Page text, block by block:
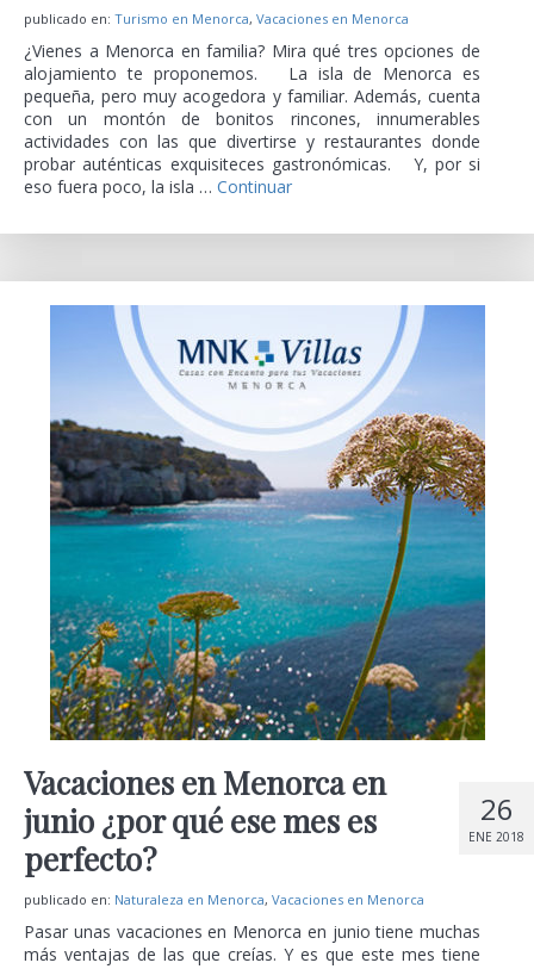
publicado en: Turismo en Menorca, Vacaciones en Menorca
¿Vienes a Menorca en familia? Mira qué tres opciones de
alojamiento te proponemos. La isla de Menorca es
pequeña, pero muy acogedora y familiar. Además, cuenta
con un montón de bonitos rincones, innumerables
actividades con las que divertirse y restaurantes donde
probar auténticas exquisiteces gastronómicas. Y, por si
eso fuera poco, la isla … Continuar
26
ENE 2018
Vacaciones en Menorca en
junio ¿por qué ese mes es
perfecto?
publicado en: Naturaleza en Menorca, Vacaciones en Menorca
Pasar unas vacaciones en Menorca en junio tiene muchas
más ventajas de las que creías. Y es que este mes tiene